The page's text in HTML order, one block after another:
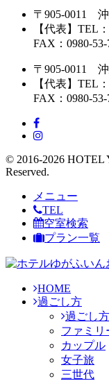
〒905-0011 沖
【代表】TEL：
FAX：0980-53-
〒905-0011 沖
【代表】TEL：
FAX：0980-53-
© 2016-2026
Reserved.
メニュー
TEL
空室検索
プラン一覧
HOME
過ごし方
過ごし方
ファミリ
カップル
女子旅
三世代